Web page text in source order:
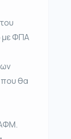
με ΦΠΑ
που θα